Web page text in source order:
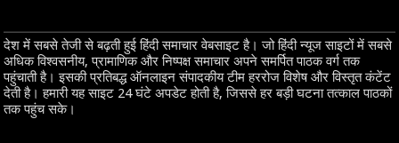
देश में सबसे तेजी से बढ़ती हुई हिंदी समाचार वेबसाइट है। जो हिंदी न्यूज साइटों में सबसे
अधिक विश्वसनीय, प्रामाणिक और निष्पक्ष समाचार अपने समर्पित पाठक वर्ग तक
पहुंचाती है। इसकी प्रतिबद्ध ऑनलाइन संपादकीय टीम हररोज विशेष और विस्तृत कंटेंट
देती है। हमारी यह साइट 24 घंटे अपडेट होती है, जिससे हर बड़ी घटना तत्काल पाठकों
तक पहुंच सके।